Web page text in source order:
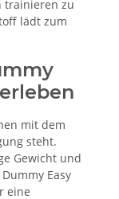
trainieren zu
lädt zum
mit dem
steht.
Gewicht und
Easy
eine